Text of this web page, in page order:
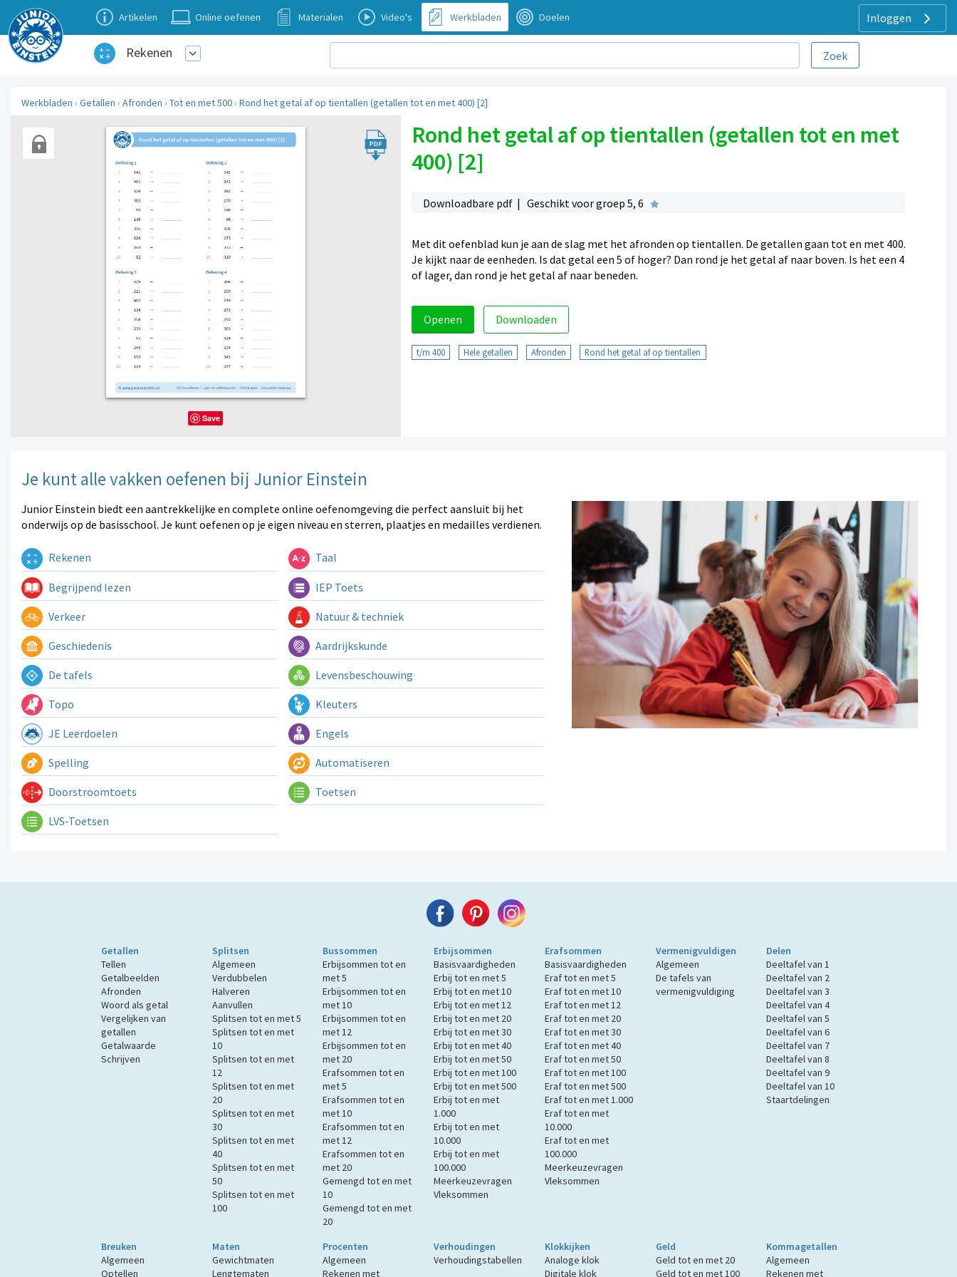
Inloggen
Artikelen Online oefenen Materialen Video's Werkbladen Doelen
Rekenen
Werkbladen › Getallen › Afronden › Tot en met 500 › Rond het getal af op tientallen (getallen tot en met 400) [2]
Rond het getal af op tientallen (getallen tot en met
400) [2]
Downloadbare pdf | Geschikt voor groep 5, 6
Met dit oefenblad kun je aan de slag met het afronden op tientallen. De getallen gaan tot en met 400.
Je kijkt naar de eenheden. Is dat getal een 5 of hoger? Dan rond je het getal af naar boven. Is het een 4
of lager, dan rond je het getal af naar beneden.
Openen Downloaden
t/m 400 Hele getallen Afronden Rond het getal af op tientallen
Save
Je kunt alle vakken oefenen bij Junior Einstein
Junior Einstein biedt een aantrekkelijke en complete online oefenomgeving die perfect aansluit bij het
onderwijs op de basisschool. Je kunt oefenen op je eigen niveau en sterren, plaatjes en medailles verdienen.
Rekenen Taal
Begrijpend lezen IEP Toets
Verkeer Natuur & techniek
Geschiedenis Aardrijkskunde
De tafels Levensbeschouwing
Topo Kleuters
JE Leerdoelen Engels
Spelling Automatiseren
Doorstroomtoets Toetsen
LVS-Toetsen
Getallen
Tellen
Getalbeelden
Afronden
Woord als getal
Vergelijken van
getallen
Getalwaarde
Schrijven
Splitsen
Algemeen
Verdubbelen
Halveren
Aanvullen
Splitsen tot en met 5
Splitsen tot en met
10
Splitsen tot en met
12
Splitsen tot en met
20
Splitsen tot en met
30
Splitsen tot en met
40
Splitsen tot en met
50
Splitsen tot en met
100
Bussommen
Erbijsommen tot en
met 5
Erbijsommen tot en
met 10
Erbijsommen tot en
met 12
Erbijsommen tot en
met 20
Erafsommen tot en
met 5
Erafsommen tot en
met 10
Erafsommen tot en
met 12
Erafsommen tot en
met 20
Gemengd tot en met
10
Gemengd tot en met
20
Erbijsommen
Basisvaardigheden
Erbij tot en met 5
Erbij tot en met 10
Erbij tot en met 12
Erbij tot en met 20
Erbij tot en met 30
Erbij tot en met 40
Erbij tot en met 50
Erbij tot en met 100
Erbij tot en met 500
Erbij tot en met
1.000
Erbij tot en met
10.000
Erbij tot en met
100.000
Meerkeuzevragen
Vleksommen
Erafsommen
Basisvaardigheden
Eraf tot en met 5
Eraf tot en met 10
Eraf tot en met 12
Eraf tot en met 20
Eraf tot en met 30
Eraf tot en met 40
Eraf tot en met 50
Eraf tot en met 100
Eraf tot en met 500
Eraf tot en met 1.000
Eraf tot en met
10.000
Eraf tot en met
100.000
Meerkeuzevragen
Vleksommen
Vermenigvuldigen
Algemeen
De tafels van
vermenigvuldiging
Delen
Deeltafel van 1
Deeltafel van 2
Deeltafel van 3
Deeltafel van 4
Deeltafel van 5
Deeltafel van 6
Deeltafel van 7
Deeltafel van 8
Deeltafel van 9
Deeltafel van 10
Staartdelingen
Breuken
Algemeen
Optellen
Maten
Gewichtmaten
Lengtematen
Procenten
Algemeen
Rekenen met
Verhoudingen
Verhoudingstabellen
Klokkijken
Analoge klok
Digitale klok
Geld
Geld tot en met 20
Geld tot en met 100
Kommagetallen
Algemeen
Rekenen met